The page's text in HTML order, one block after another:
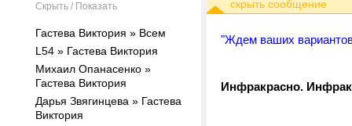
Скрыть / Показать
Гастева Виктория » Всем
L54 » Гастева Виктория
Михаил Опанасенко »
Гастева Виктория
Дарья Звягинцева » Гастева
Виктория
"Ждем ваших
Инфракрасно.